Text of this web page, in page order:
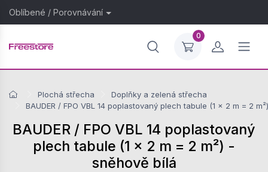
Oblíbené / Porovnávání
0
Plochá střecha
Doplňky a zelená střecha
BAUDER / FPO VBL 14 poplastovaný plech tabule (1 × 2 m = 2
BAUDER / FPO VBL 14 poplastovaný
plech tabule (1 × 2 m = 2 m²) -
sněhově bílá